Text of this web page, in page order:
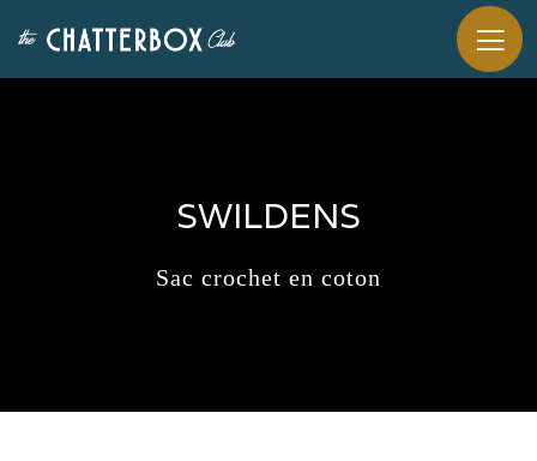
SWILDENS
Sac crochet en coton